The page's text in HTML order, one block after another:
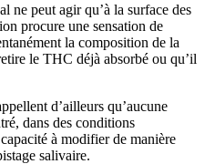
ne peut agir qu’à la surface des
procure une sensation de
la composition de la
le THC déjà absorbé ou qu’il
d’ailleurs qu’aucune
dans des conditions
à modifier de manière
salivaire.